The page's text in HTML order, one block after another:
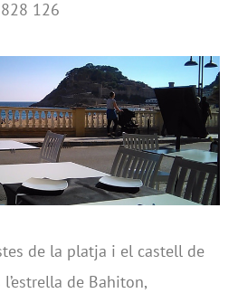
126
de la platja i el castell de
de Bahiton,